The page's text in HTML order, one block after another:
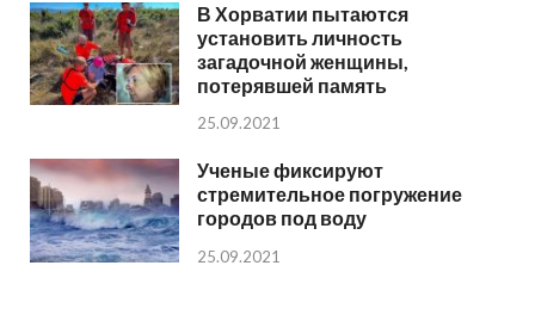
В Хорватии пытаются
установить личность
загадочной женщины,
потерявшей память
25.09.2021
Ученые фиксируют
стремительное погружение
городов под воду
25.09.2021